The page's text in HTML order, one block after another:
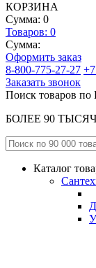
КОРЗИНА
Сумма: 0
Товаров: 0
Сумма:
Оформить заказ
8-800-775-27-27
Заказать звонок
Поиск товаров по
БОЛЕЕ 90
Каталог